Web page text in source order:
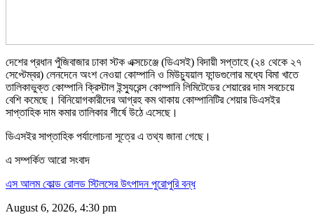
দেশের প্রধান পুঁজিবাজার ঢাকা স্টক এক্সচেঞ্জে (ডিএসই) বিদায়ী সপ্তাহে (২৪ থেকে ২৭
সেপ্টেম্বর) লেনদেনে অংশ নেওয়া কোম্পানি ও মিউচ্যুয়াল ফান্ডগুলোর মধ্যে বিমা খাতে
তালিকাভুক্ত কোম্পানি ক্রিস্টাল ইন্স্যুরেন্স কোম্পানি লিমিটেডের শেয়ারের দাম সবচেয়ে
বেশি কমেছে। বিনিয়োগকারীদের আগ্রহ কম থাকায় কোম্পানিটির শেয়ার ডিএসইর
সাপ্তাহিক দাম কমার তালিকার শীর্ষে উঠে এসেছে।
ডিএসইর সাপ্তাহিক পর্যালোচনা সূত্রে এ তথ্য জানা গেছে।
এ সম্পর্কিত আরো সংবাদ
এস আলম কোল্ড রোলড স্টিলসের উৎপাদন পুরোপুরি বন্ধ
August 6, 2026, 4:30 pm